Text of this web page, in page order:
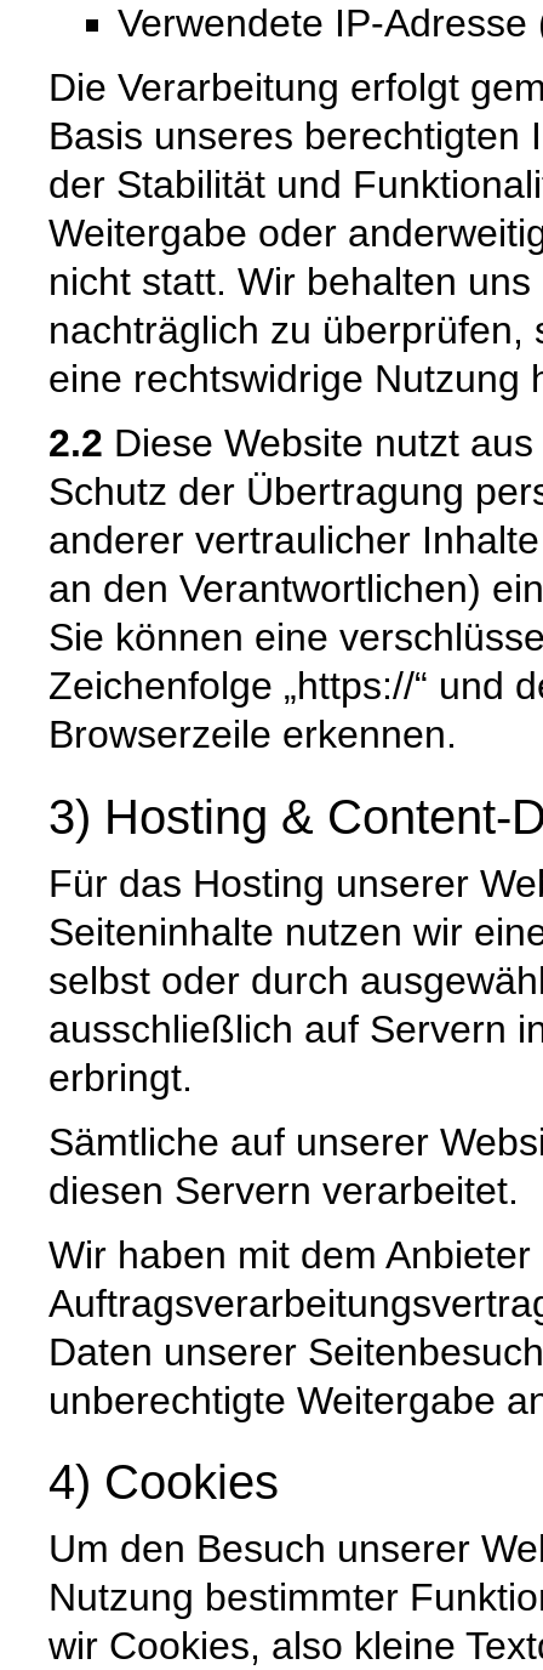
Verwendete IP-
Die Verarbeitung erfolgt
Basis unseres berechtigten
der Stabilität und
Weitergabe oder
nicht statt. Wir behalten
nachträglich zu überprüfen,
eine rechtswidrige Nutzung
2.2 Diese Website nutzt
Schutz der Übertragung
anderer vertraulicher
an den Verantwortlichen)
Sie können eine
Zeichenfolge „https://“ und
Browserzeile erkennen.
3) Hosting & Content-
Für das Hosting unserer
Seiteninhalte nutzen wir
selbst oder durch
ausschließlich auf Servern
erbringt.
Sämtliche auf unserer
diesen Servern verarbeitet.
Wir haben mit dem Anbieter
Daten unserer
unberechtigte Weitergabe
4) Cookies
Um den Besuch unserer
Nutzung bestimmter
wir Cookies, also kleine